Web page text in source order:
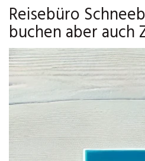
Reisebüro
buchen aber auch